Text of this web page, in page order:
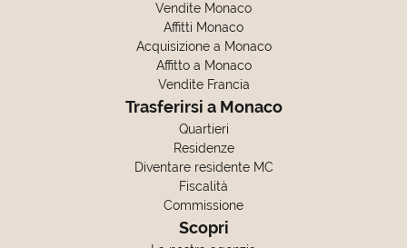
Vendite Monaco
Affitti Monaco
Acquisizione a Monaco
Affitto a Monaco
Vendite Francia
Trasferirsi a Monaco
Quartieri
Residenze
Diventare residente MC
Fiscalità
Commissione
Scopri